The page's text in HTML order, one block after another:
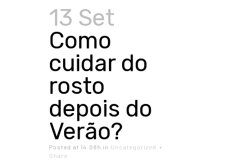
13 Set
Como
cuidar do
rosto
depois do
Verão?
Posted at 14:08h in Uncategorized
Share